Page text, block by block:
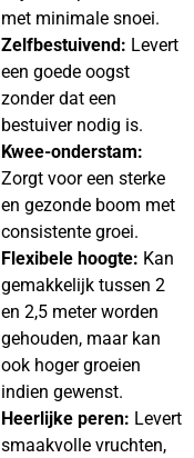
met minimale snoei.
Zelfbestuivend: Levert
een goede oogst
zonder dat een
bestuiver nodig is.
Kwee-onderstam:
Zorgt voor een sterke
en gezonde boom met
consistente groei.
Flexibele hoogte: Kan
gemakkelijk tussen 2
en 2,5 meter worden
gehouden, maar kan
ook hoger groeien
indien gewenst.
Heerlijke peren: Levert
smaakvolle vruchten,